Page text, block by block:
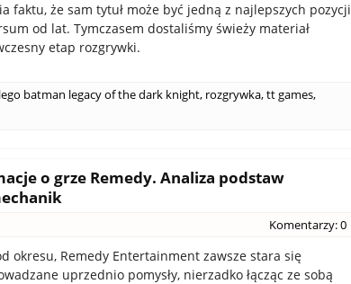
faktu, że sam tytuł może być jedną z najlepszych pozycji
od lat. Tymczasem dostaliśmy świeży materiał
etap rozgrywki.
lego batman legacy of the dark knight, rozgrywka,tt games,
o grze Remedy. Analiza podstaw
Komentarzy: 0
okresu, Remedy Entertainment zawsze stara się
uprzednio pomysły, nierzadko łącząc ze sobą